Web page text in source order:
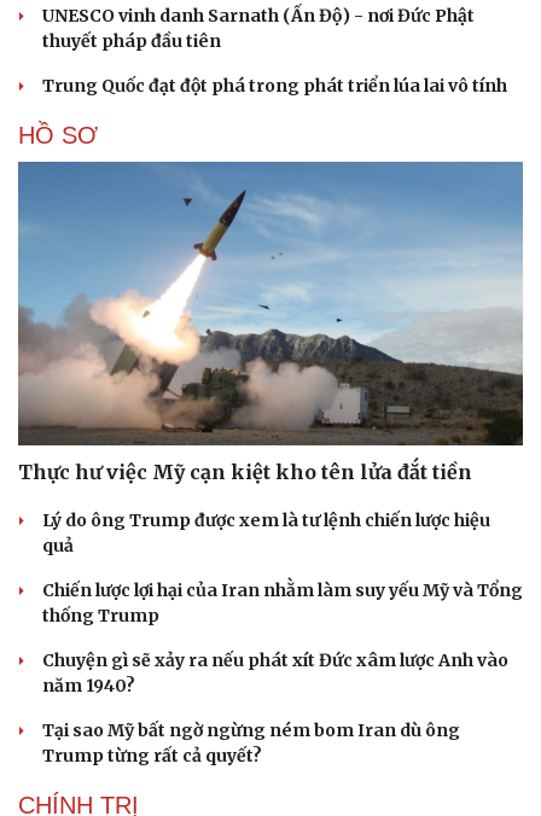
UNESCO vinh danh Sarnath (Ấn Độ) - nơi Đức Phật
thuyết pháp đầu tiên
Trung Quốc đạt đột phá trong phát triển lúa lai vô tính
HỒ SƠ
Thực hư việc Mỹ cạn kiệt kho tên lửa đắt tiền
Lý do ông Trump được xem là tư lệnh chiến lược hiệu
quả
Chiến lược lợi hại của Iran nhằm làm suy yếu Mỹ và Tổng
thống Trump
Chuyện gì sẽ xảy ra nếu phát xít Đức xâm lược Anh vào
năm 1940?
Tại sao Mỹ bất ngờ ngừng ném bom Iran dù ông
Trump từng rất cả quyết?
CHÍNH TRỊ